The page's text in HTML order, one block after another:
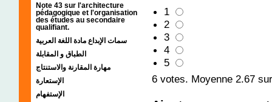
Note 43 sur l'architecture
pédagogique et l'organisation
des études au secondaire
qualifiant.
سمات الإبداع مادة اللغة العربية
الطباق و المقابلة
مهارة المقارنة والاستنتاج
الإستعارة
الإستفهام
1
2
3
4
5
6 votes. Moyenne 2.67